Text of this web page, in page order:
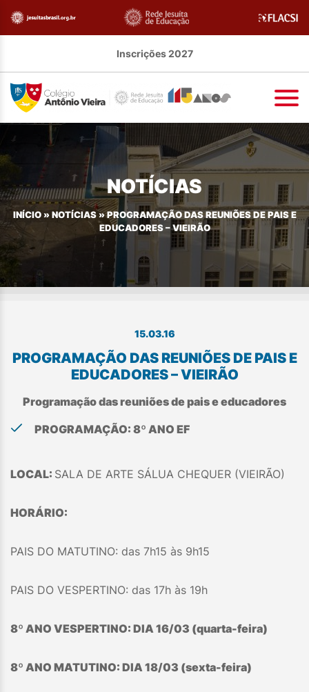
Inscrições 2027
NOTÍCIAS
INÍCIO» NOTÍCIAS»PROGRAMAÇÃO DAS REUNIÕES DE PAIS E
EDUCADORES – VIEIRÃO
15.03.16
PROGRAMAÇÃO DAS REUNIÕES DE PAIS E
EDUCADORES – VIEIRÃO
Programação das reuniões de pais e educadores
PROGRAMAÇÃO: 8º ANO EF
LOCAL: SALA DE ARTE SÁLUA CHEQUER (VIEIRÃO)
HORÁRIO:
PAIS DO MATUTINO: das 7h15 às 9h15
PAIS DO VESPERTINO: das 17h às 19h
8º ANO VESPERTINO: DIA 16/03 (quarta-feira)
8º ANO MATUTINO: DIA 18/03 (sexta-feira)